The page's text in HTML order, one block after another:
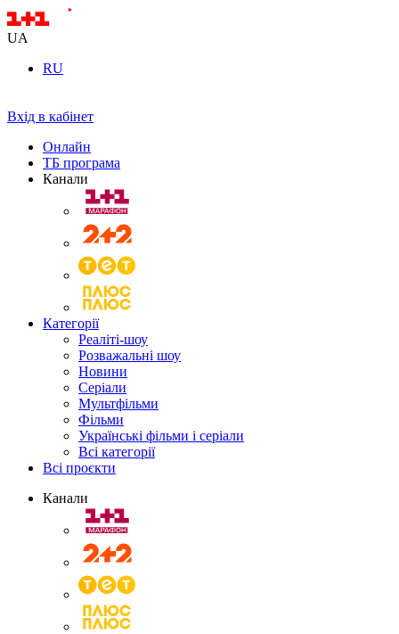
UA
RU
Вхід в кабінет
Онлайн
ТБ програма
Канали
Категорії
Реаліті-шоу
Розважальні шоу
Новини
Серіали
Мультфільми
Фільми
Українські фільми і серіали
Всі категорії
Всі проєкти
Канали